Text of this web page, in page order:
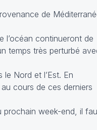
de
l’océan continueront de
temps très perturbé
Nord et l’Est. En
cours de ces derniers
prochain week-end, il